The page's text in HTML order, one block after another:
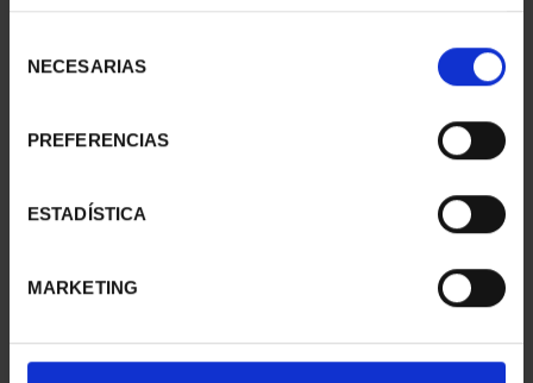
NECESARIAS
PREFERENCIAS
ESTADÍSTICA
MARKETING
AÑO GAUDÍ - CASA